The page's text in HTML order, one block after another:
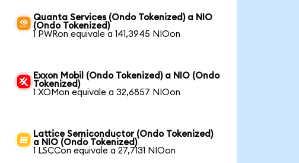
Quanta Services (Ondo Tokenized) a NIO
(Ondo Tokenized)
1 PWRon equivale a 141,3945 NIOon
Exxon Mobil (Ondo Tokenized) a NIO (Ondo
Tokenized)
1 XOMon equivale a 32,6857 NIOon
Lattice Semiconductor (Ondo Tokenized)
a NIO (Ondo Tokenized)
1 LSCCon equivale a 27,7131 NIOon